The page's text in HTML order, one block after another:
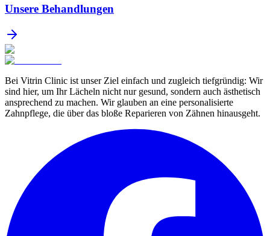
Unsere Behandlungen
Bei Vitrin Clinic ist unser Ziel einfach und zugleich tiefgründig: Wir
sind hier, um Ihr Lächeln nicht nur gesund, sondern auch ästhetisch
ansprechend zu machen. Wir glauben an eine personalisierte
Zahnpflege, die über das bloße Reparieren von Zähnen hinausgeht.